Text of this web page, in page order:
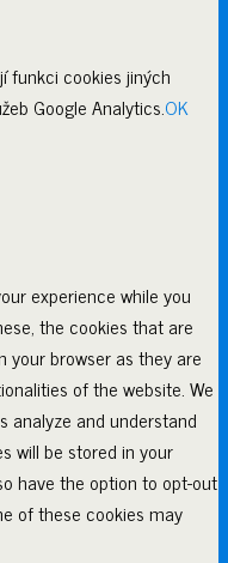
funkci cookies jiných
Google Analytics.OK
experience while you
the cookies that are
your browser as they are
of the website. We
analyze and understand
will be stored in your
have the option to opt-out
of these cookies may